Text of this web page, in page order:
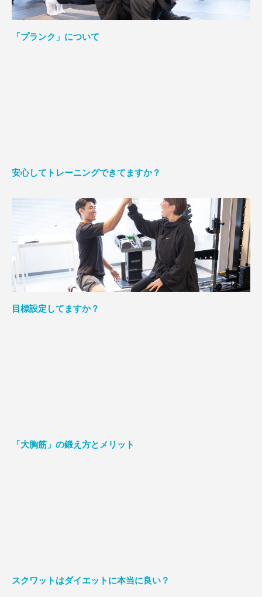
「プランク」について
安心してトレーニングできてますか？
目標設定してますか？
「大胸筋」の鍛え方とメリット
スクワットはダイエットに本当に良い？